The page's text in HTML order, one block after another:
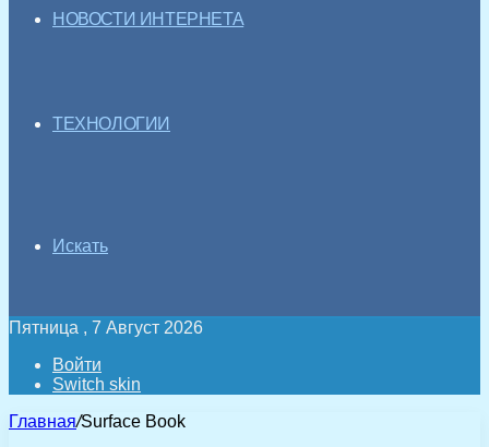
НОВОСТИ ИНТЕРНЕТА
ТЕХНОЛОГИИ
Искать
Пятница , 7 Август 2026
Войти
Switch skin
Главная/Surface Book